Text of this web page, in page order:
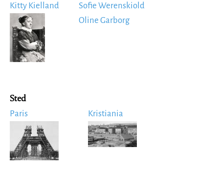
Kitty Kielland
Image
Sofie Werenskiold
Oline Garborg
Sted
Paris
Image
Kristiania
Image